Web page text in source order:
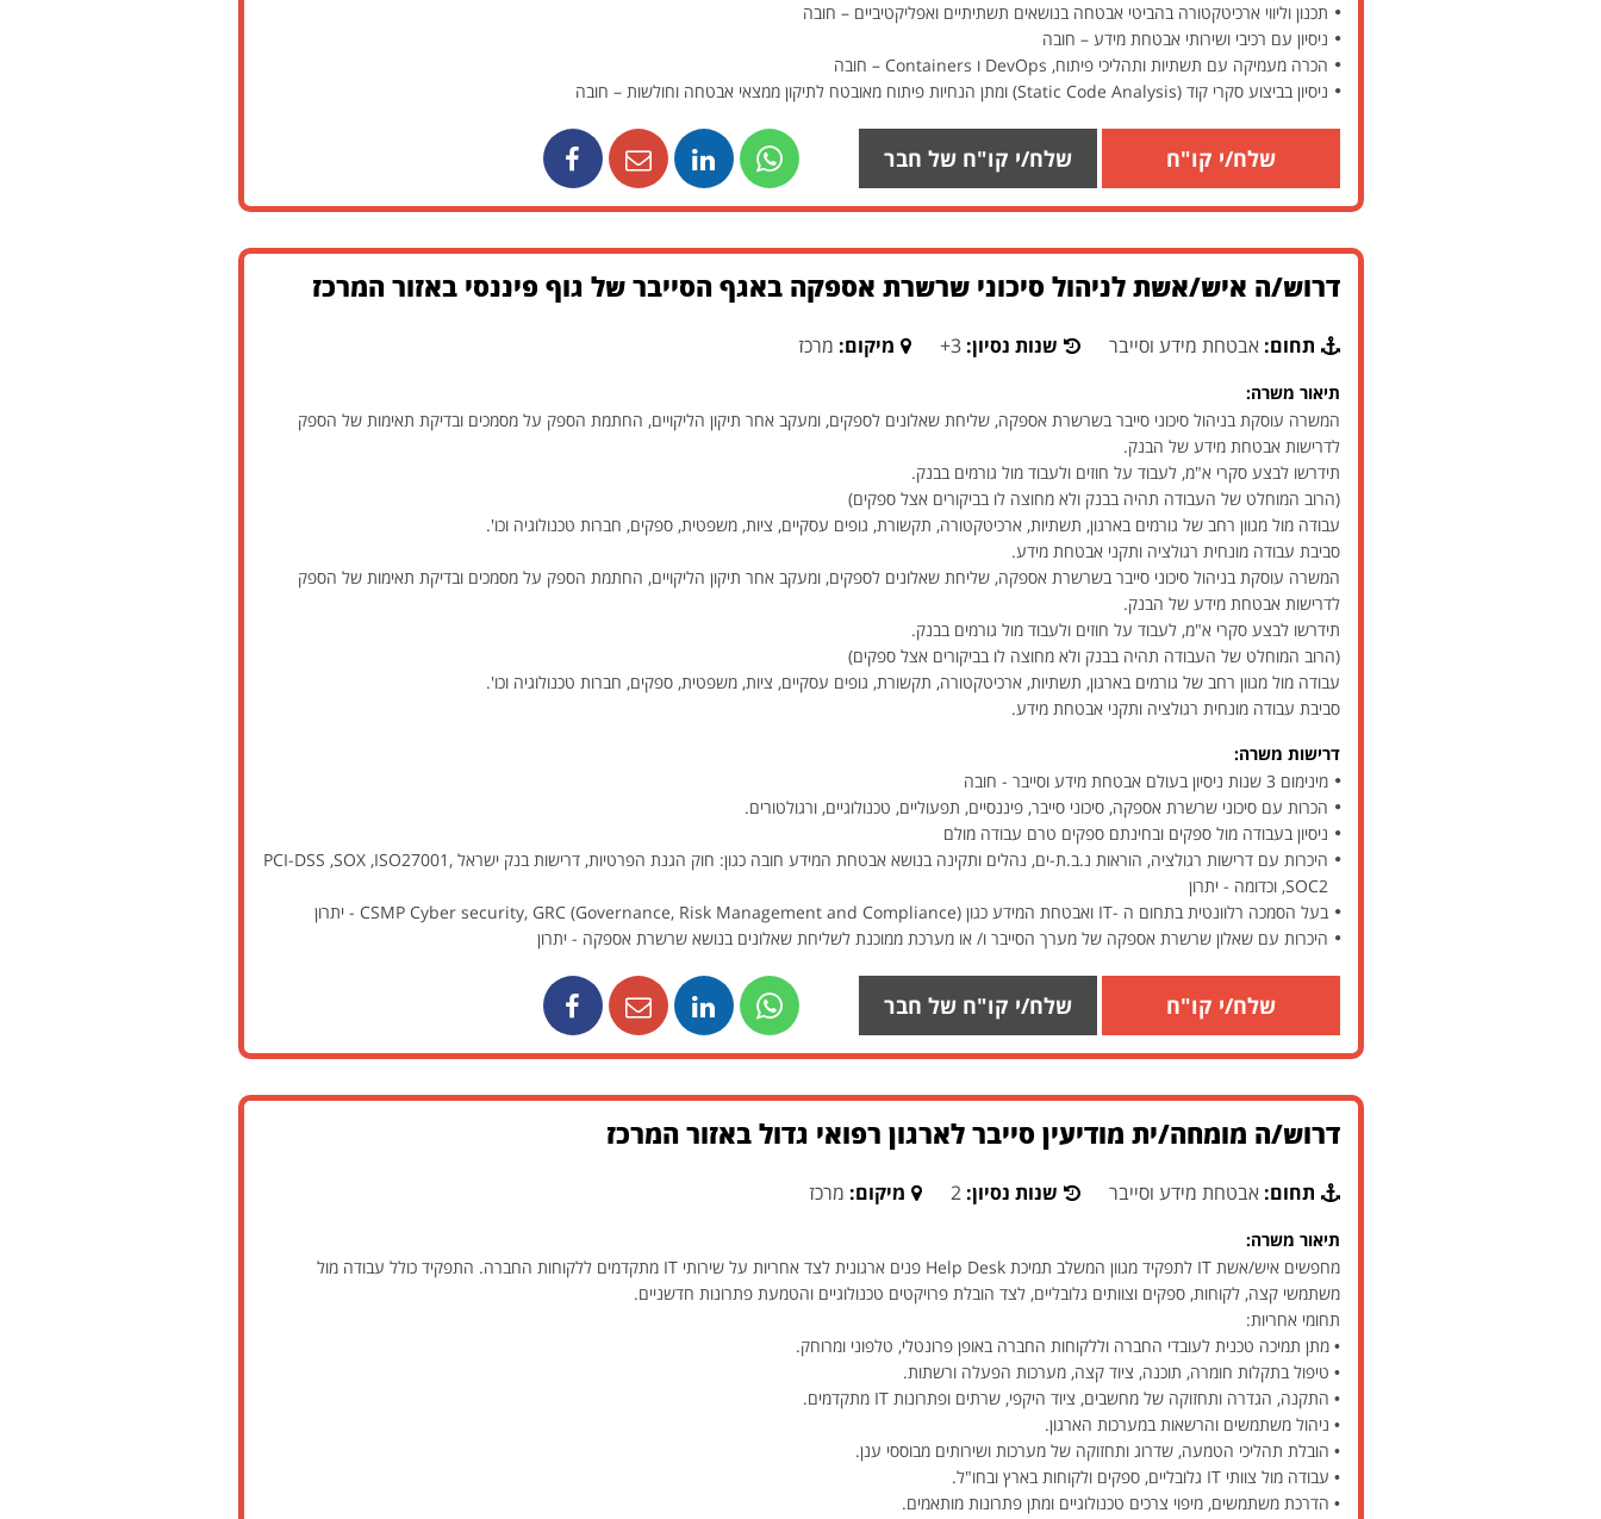
תכנון וליווי ארכיטקטורה בהביטי אבטחה בנושאים תשתיתיים ואפליקטיביים – חובה
ניסיון עם רכיבי ושירותי אבטחת מידע – חובה
הכרה מעמיקה עם תשתיות ותהליכי פיתוח, DevOps ו Containers – חובה
ניסיון בביצוע סקרי קוד (Static Code Analysis) ומתן הנחיות פיתוח מאובטח לתיקון ממצאי אבטחה וחולשות – חובה
שלח/י קו"ח שלח/י קו"ח של חבר
דרוש/ה איש/אשת לניהול סיכוני שרשרת אספקה באגף הסייבר של גוף פיננסי באזור המרכז
תחום:אבטחת מידע וסייבר שנות נסיון:3+ מיקום: מרכז
תיאור משרה:
המשרה עוסקת בניהול סיכוני סייבר בשרשרת אספקה, שליחת שאלונים לספקים, ומעקב אחר תיקון הליקויים, החתמת הספק על מסמכים ובדיקת תאימות של הספק
לדרישות אבטחת מידע של הבנק.
תידרשו לבצע סקרי א"מ, לעבוד על חוזים ולעבוד מול גורמים בבנק.
(הרוב המוחלט של העבודה תהיה בבנק ולא מחוצה לו בביקורים אצל ספקים)
עבודה מול מגוון רחב של גורמים בארגון, תשתיות, ארכיטקטורה, תקשורת, גופים עסקיים, ציות, משפטית, ספקים, חברות טכנולוגיה וכו'.
סביבת עבודה מונחית רגולציה ותקני אבטחת מידע.
המשרה עוסקת בניהול סיכוני סייבר בשרשרת אספקה, שליחת שאלונים לספקים, ומעקב אחר תיקון הליקויים, החתמת הספק על מסמכים ובדיקת תאימות של הספק
לדרישות אבטחת מידע של הבנק.
תידרשו לבצע סקרי א"מ, לעבוד על חוזים ולעבוד מול גורמים בבנק.
(הרוב המוחלט של העבודה תהיה בבנק ולא מחוצה לו בביקורים אצל ספקים)
עבודה מול מגוון רחב של גורמים בארגון, תשתיות, ארכיטקטורה, תקשורת, גופים עסקיים, ציות, משפטית, ספקים, חברות טכנולוגיה וכו'.
סביבת עבודה מונחית רגולציה ותקני אבטחת מידע.
דרישות משרה:
מינימום 3 שנות ניסיון בעולם אבטחת מידע וסייבר - חובה
הכרות עם סיכוני שרשרת אספקה, סיכוני סייבר, פיננסיים, תפעוליים, טכנולוגיים, ורגולטורים.
ניסיון בעבודה מול ספקים ובחינתם ספקים טרם עבודה מולם
היכרות עם דרישות רגולציה, הוראות נ.ב.ת-ים, נהלים ותקינה בנושא אבטחת המידע חובה כגון: חוק הגנת הפרטיות, דרישות בנק ישראל PCI-DSS ,SOX ,ISO27001,
SOC2, וכדומה - יתרון
בעל הסמכה רלוונטית בתחום ה -IT ואבטחת המידע כגון CSMP Cyber security, GRC (Governance, Risk Management and Compliance) - יתרון
היכרות עם שאלון שרשרת אספקה של מערך הסייבר ו/ או מערכת ממוכנת לשליחת שאלונים בנושא שרשרת אספקה - יתרון
שלח/י קו"ח שלח/י קו"ח של חבר
דרוש/ה מומחה/ית מודיעין סייבר לארגון רפואי גדול באזור המרכז
תחום:אבטחת מידע וסייבר שנות נסיון:2 מיקום: מרכז
תיאור משרה:
מחפשים איש/אשת IT לתפקיד מגוון המשלב תמיכת Help Desk פנים ארגונית לצד אחריות על שירותי IT מתקדמים ללקוחות החברה. התפקיד כולל עבודה מול
משתמשי קצה, לקוחות, ספקים וצוותים גלובליים, לצד הובלת פרויקטים טכנולוגיים והטמעת פתרונות חדשניים.
תחומי אחריות:
• מתן תמיכה טכנית לעובדי החברה וללקוחות החברה באופן פרונטלי, טלפוני ומרוחק.
• טיפול בתקלות חומרה, תוכנה, ציוד קצה, מערכות הפעלה ורשתות.
• התקנה, הגדרה ותחזוקה של מחשבים, ציוד היקפי, שרתים ופתרונות IT מתקדמים.
• ניהול משתמשים והרשאות במערכות הארגון.
• הובלת תהליכי הטמעה, שדרוג ותחזוקה של מערכות ושירותים מבוססי ענן.
• עבודה מול צוותי IT גלובליים, ספקים ולקוחות בארץ ובחו"ל.
• הדרכת משתמשים, מיפוי צרכים טכנולוגיים ומתן פתרונות מותאמים.